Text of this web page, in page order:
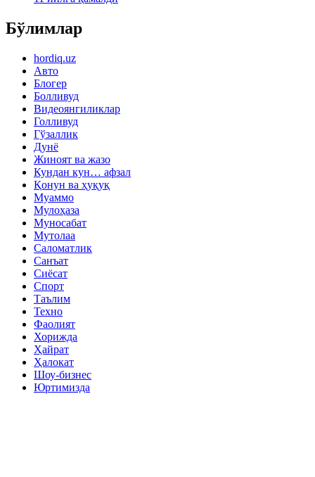
Бўлимлар
hordiq.uz
Авто
Блогер
Болливуд
Видеоянгиликлар
Голливуд
Гўзаллик
Дунё
Жиноят ва жазо
Кундан кун… афзал
Қонун ва ҳуқуқ
Муаммо
Мулоҳаза
Муносабат
Мутолаа
Саломатлик
Санъат
Сиёсат
Спорт
Таълим
Техно
Фаолият
Хорижда
Ҳайрат
Ҳалокат
Шоу-бизнес
Юртимизда